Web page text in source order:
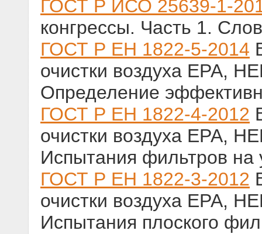
ГОСТ Р ИСО 25639-1-
конгрессы. Часть 1.
ГОСТ Р ЕН 1822-5-2014
очистки воздуха ЕРА,
Определение
ГОСТ Р ЕН 1822-4-2012
очистки воздуха ЕРА,
Испытания фильтров на
ГОСТ Р ЕН 1822-3-2012
очистки воздуха ЕРА,
Испытания плоского